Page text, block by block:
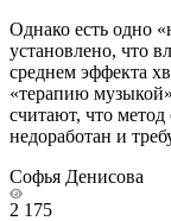
Однако есть одно
установлено, что
среднем эффекта
«терапию
считают, что
недоработан и
Софья Денисова
2 175